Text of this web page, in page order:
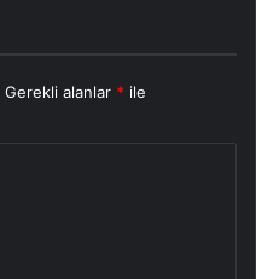
Gerekli alanlar * ile